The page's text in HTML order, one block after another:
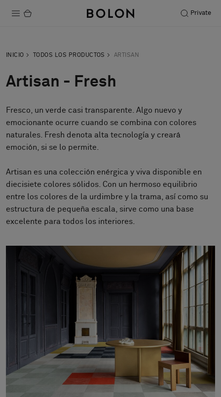
Private
Sostenibilidad
Instalación
Mantenimiento
Colaboraciones con diseñadores
FAQ
Sobre nosotros
Pattern Tile Tool
Image & Material Bank
INICIO TODOS LOS PRODUCTOS ARTISAN
Artisan - Fresh
Fresco, un verde casi transparente. Algo nuevo y
emocionante ocurre cuando se combina con colores
naturales. Fresh denota alta tecnología y creará
emoción, si se lo permite.
Artisan es una colección enérgica y viva disponible en
diecisiete colores sólidos. Con un hermoso equilibrio
entre los colores de la urdimbre y la trama, así como su
estructura de pequeña escala, sirve como una base
excelente para todos los interiores.